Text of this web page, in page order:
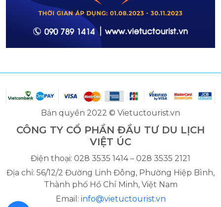
Bản quyền 2022 © Vietuctourist.vn
CÔNG TY CỔ PHẦN ĐẦU TƯ DU LỊCH
VIỆT ÚC
Điện thoại: 028 3535 1414 – 028 3535 2121
Địa chỉ: 56/12/2 Đường Linh Đông, Phường Hiệp Bình,
Thành phố Hồ Chí Minh, Việt Nam
Email: info@vietuctourist.vn